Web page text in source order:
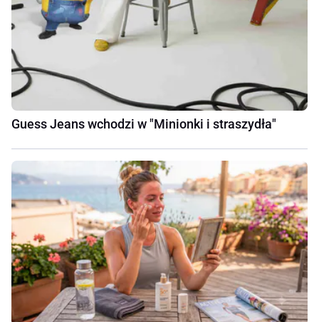
Guess Jeans wchodzi w "Minionki i straszydła"